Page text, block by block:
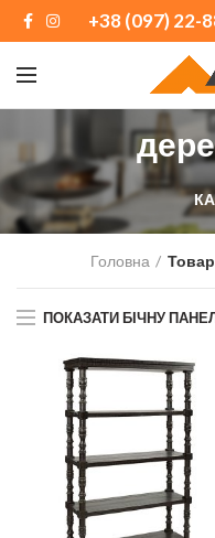
+38 (097) 22-
Головна
ПОКАЗАТИ БІЧНУ